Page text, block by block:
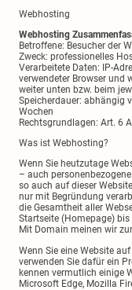
Webhosting
Webhosting
Betroffene: Besucher der
Zweck: professionelles
Verarbeitete Daten: IP-
verwendeter Browser und
weiter unten bzw. beim
Speicherdauer: abhängig
Wochen
Rechtsgrundlagen: Art. 6
Was ist Webhosting?
Wenn Sie heutzutage
– auch
so auch auf dieser
nur mit Begründung
die Gesamtheit aller
Startseite (Homepage)
Mit Domain meinen wir
Wenn Sie eine Website
verwenden Sie dafür ein
kennen vermutlich einige
Microsoft Edge, Mozilla